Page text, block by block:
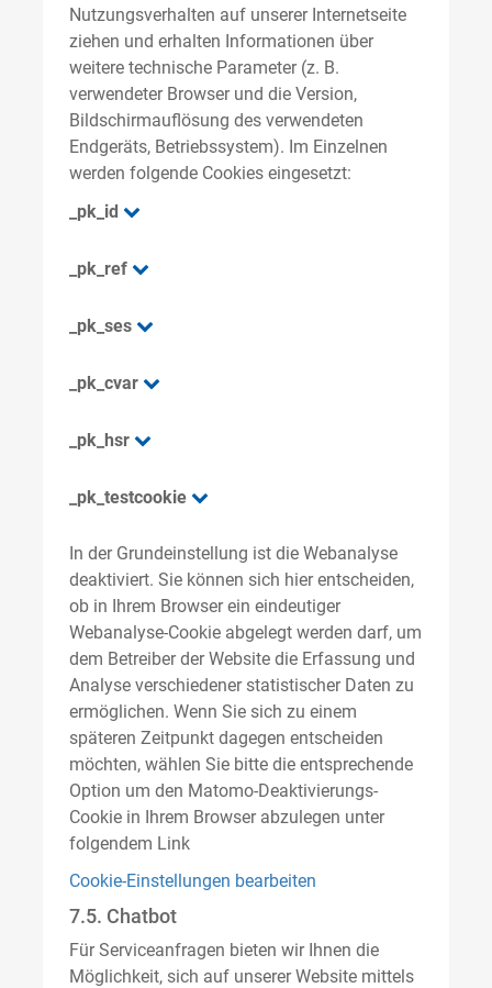
Nutzungsverhalten auf unserer Internetseite
ziehen und erhalten Informationen über
weitere technische Parameter (z. B.
verwendeter Browser und die Version,
Bildschirmauflösung des verwendeten
Endgeräts, Betriebssystem). Im Einzelnen
werden folgende Cookies eingesetzt:
_pk_id
_pk_ref
_pk_ses
_pk_cvar
_pk_hsr
_pk_testcookie
In der Grundeinstellung ist die Webanalyse
deaktiviert. Sie können sich hier entscheiden,
ob in Ihrem Browser ein eindeutiger
Webanalyse-Cookie abgelegt werden darf, um
dem Betreiber der Website die Erfassung und
Analyse verschiedener statistischer Daten zu
ermöglichen. Wenn Sie sich zu einem
späteren Zeitpunkt dagegen entscheiden
möchten, wählen Sie bitte die entsprechende
Option um den Matomo-Deaktivierungs-
Cookie in Ihrem Browser abzulegen unter
folgendem Link
Cookie-Einstellungen bearbeiten
7.5. Chatbot
Für Serviceanfragen bieten wir Ihnen die
Möglichkeit, sich auf unserer Website mittels